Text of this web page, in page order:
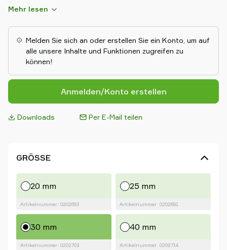
eine top Leistung zu einem günstigen Preis. Sie haben lange,
gewellten Oberflächen (wie z.B. Wellpappe). Die Produkte sind
weltweit direkt ab Lager verfügbar.
Mehr lesen
Melden Sie sich an oder erstellen Sie ein Konto, um auf
alle unsere Inhalte und Funktionen zugreifen zu
können!
Anmelden/Konto erstellen
Downloads Per E-Mail teilen
GRÖSSE
20 mm
Artikelnummer: 0202653
25 mm
Artikelnummer: 0202691
30 mm
Artikelnummer: 0202703
40 mm
Artikelnummer: 0202714